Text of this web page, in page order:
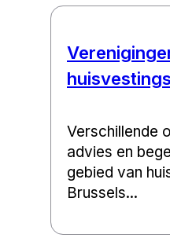
Verschillende
advies en
gebied van
Brussels...